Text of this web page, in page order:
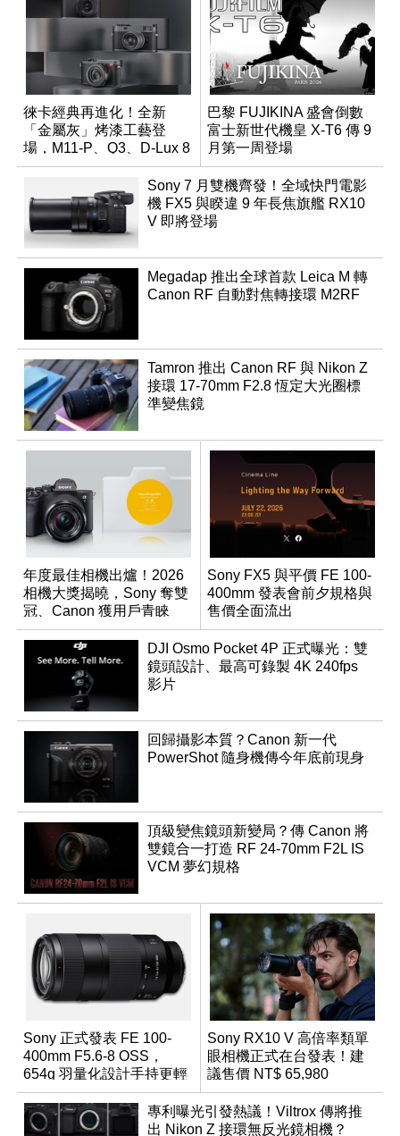
徠卡經典再進化！全新
「金屬灰」烤漆工藝登
場，M11-P、Q3、D-Lux 8
領銜換裝
巴黎 FUJIKINA 盛會倒數
富士新世代機皇 X-T6 傳 9
月第一周登場
Sony 7 月雙機齊發！全域快門電影
機 FX5 與睽違 9 年長焦旗艦 RX10
V 即將登場
Megadap 推出全球首款 Leica M 轉
Canon RF 自動對焦轉接環 M2RF
Tamron 推出 Canon RF 與 Nikon Z
接環 17-70mm F2.8 恆定大光圈標
準變焦鏡
年度最佳相機出爐！2026
相機大獎揭曉，Sony 奪雙
冠、Canon 獲用戶青睞
Sony FX5 與平價 FE 100-
400mm 發表會前夕規格與
售價全面流出
DJI Osmo Pocket 4P 正式曝光：雙
鏡頭設計、最高可錄製 4K 240fps
影片
回歸攝影本質？Canon 新一代
PowerShot 隨身機傳今年底前現身
頂級變焦鏡頭新變局？傳 Canon 將
雙鏡合一打造 RF 24-70mm F2L IS
VCM 夢幻規格
Sony 正式發表 FE 100-
400mm F5.6-8 OSS，
654g 羽量化設計手持更輕
鬆
Sony RX10 V 高倍率類單
眼相機正式在台發表！建
議售價 NT$ 65,980
專利曝光引發熱議！Viltrox 傳將推
出 Nikon Z 接環無反光鏡相機？